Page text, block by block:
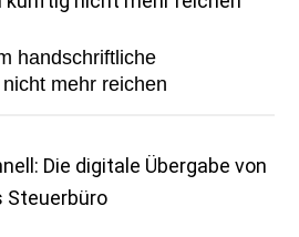
handschriftliche
mehr reichen